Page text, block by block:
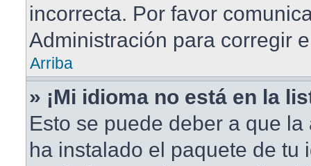
incorrecta. Por favor
Administración para corregir
Arriba
» ¡Mi idioma no está en la
Esto se puede deber a que
ha instalado el paquete de tu